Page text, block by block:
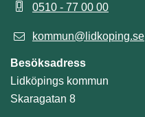
0510 - 77 00 00
kommun@lidkoping.se
Besöksadress
Lidköpings kommun
Skaragatan 8